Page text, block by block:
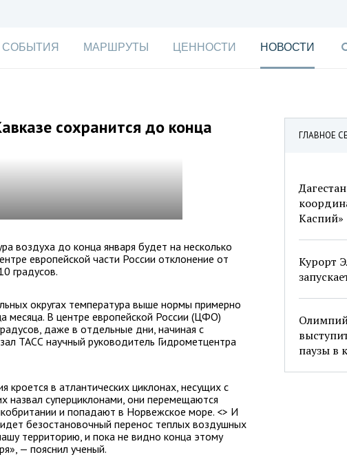
СОБЫТИЯ МАРШРУТЫ ЦЕННОСТИ НОВОСТИ
ГЛАВНОЕ
Каспий»
Курорт
паузы в
сохранится до конца
воздуха до конца января будет на несколько
европейской части России отклонение от
градусов.
округах температура выше нормы примерно
месяца. В центре европейской России (ЦФО)
даже в отдельные дни, начиная с
ТАСС научный руководитель Гидрометцентра
кроется в атлантических циклонах, несущих с
назвал суперциклонами, они перемещаются
и попадают в Норвежское море. <> И
безостановочный перенос теплых воздушных
территорию, и пока не видно конца этому
— пояснил ученый.